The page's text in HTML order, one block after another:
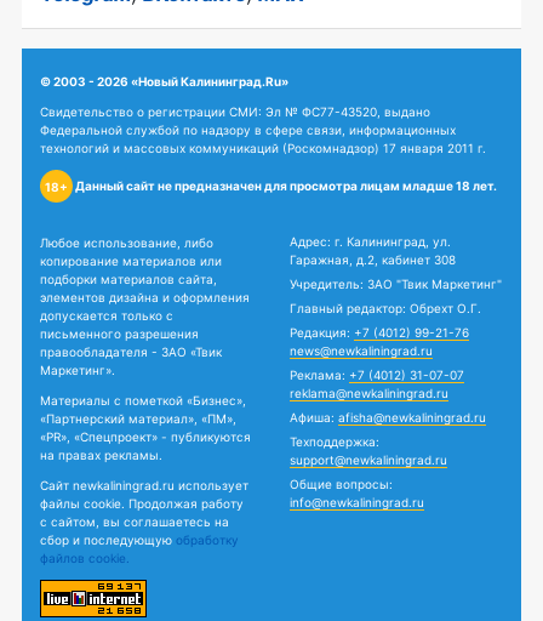
© 2003 - 2026 «Новый Калининград.Ru»
Свидетельство о регистрации СМИ: Эл № ФС77-43520, выдано
Федеральной службой по надзору в сфере связи, информационных
технологий и массовых коммуникаций (Роскомнадзор) 17 января 2011 г.
18+ Данный сайт не предназначен для просмотра лицам младше 18 лет.
Любое использование, либо
копирование материалов или
подборки материалов сайта,
элементов дизайна и оформления
допускается только с
письменного разрешения
правообладателя - ЗАО «Твик
Маркетинг».
Материалы с пометкой «Бизнес»,
«Партнерский материал», «ПМ»,
«PR», «Спецпроект» - публикуются
на правах рекламы.
Сайт newkaliningrad.ru использует
файлы cookie. Продолжая работу
с сайтом, вы соглашаетесь на
сбор и последующую обработку
файлов cookie.
Адрес: г. Калининград, ул.
Гаражная, д.2, кабинет 308
Учредитель: ЗАО "Твик Маркетинг"
Главный редактор: Обрехт О.Г.
Редакция: +7 (4012) 99-21-76
news@newkaliningrad.ru
Реклама: +7 (4012) 31-07-07
reklama@newkaliningrad.ru
Афиша: afisha@newkaliningrad.ru
Техподдержка:
support@newkaliningrad.ru
Общие вопросы:
info@newkaliningrad.ru